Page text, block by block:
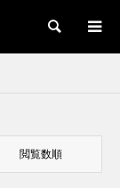
検索
閲覧数順